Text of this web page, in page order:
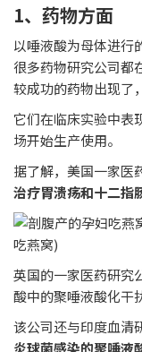
1、药物方面
以唾液酸为母体进行
很多药物研究公司都
较成功的药物出现了
它们在临床实验中表
场开始生产使用。
据了解，美国一家医
治疗胃溃疡和十二指
英国的一家医药研究
酸中的聚唾液酸化干
该公司还与印度血清